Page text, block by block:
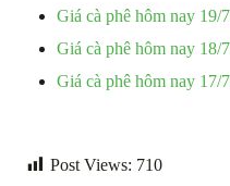
Giá cà phê hôm nay 19/
Giá cà phê hôm nay 18/
Giá cà phê hôm nay 17/
Post Views: 710